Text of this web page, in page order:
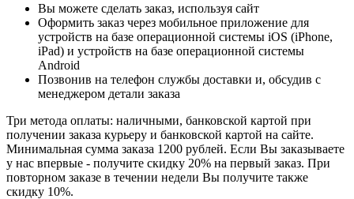
Вы можете сделать заказ, используя сайт
Оформить заказ через мобильное приложение для
устройств на базе операционной системы iOS (iPhone,
iPad) и устройств на базе операционной системы
Android
Позвонив на телефон службы доставки и, обсудив с
менеджером детали заказа
Три метода оплаты: наличными, банковской картой при
получении заказа курьеру и банковской картой на сайте.
Минимальная сумма заказа 1200 рублей. Если Вы заказываете
у нас впервые - получите скидку 20% на первый заказ. При
повторном заказе в течении недели Вы получите также
скидку 10%.